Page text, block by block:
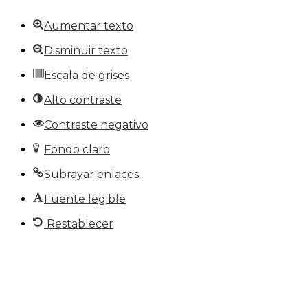
Aumentar texto
Disminuir texto
Escala de grises
Alto contraste
Contraste negativo
Fondo claro
Subrayar enlaces
Fuente legible
Restablecer